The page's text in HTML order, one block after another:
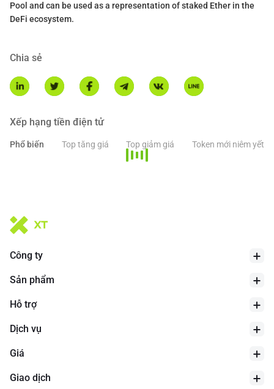
Pool and can be used as a representation of staked Ether in the
DeFi ecosystem.
Chia sẻ
Xếp hạng tiền điện tử
Phổ biến Top tăng giá Top giảm giá Token mới niêm yết
Công ty
Sản phẩm
Hỗ trợ
Dịch vụ
Giá
Giao dịch